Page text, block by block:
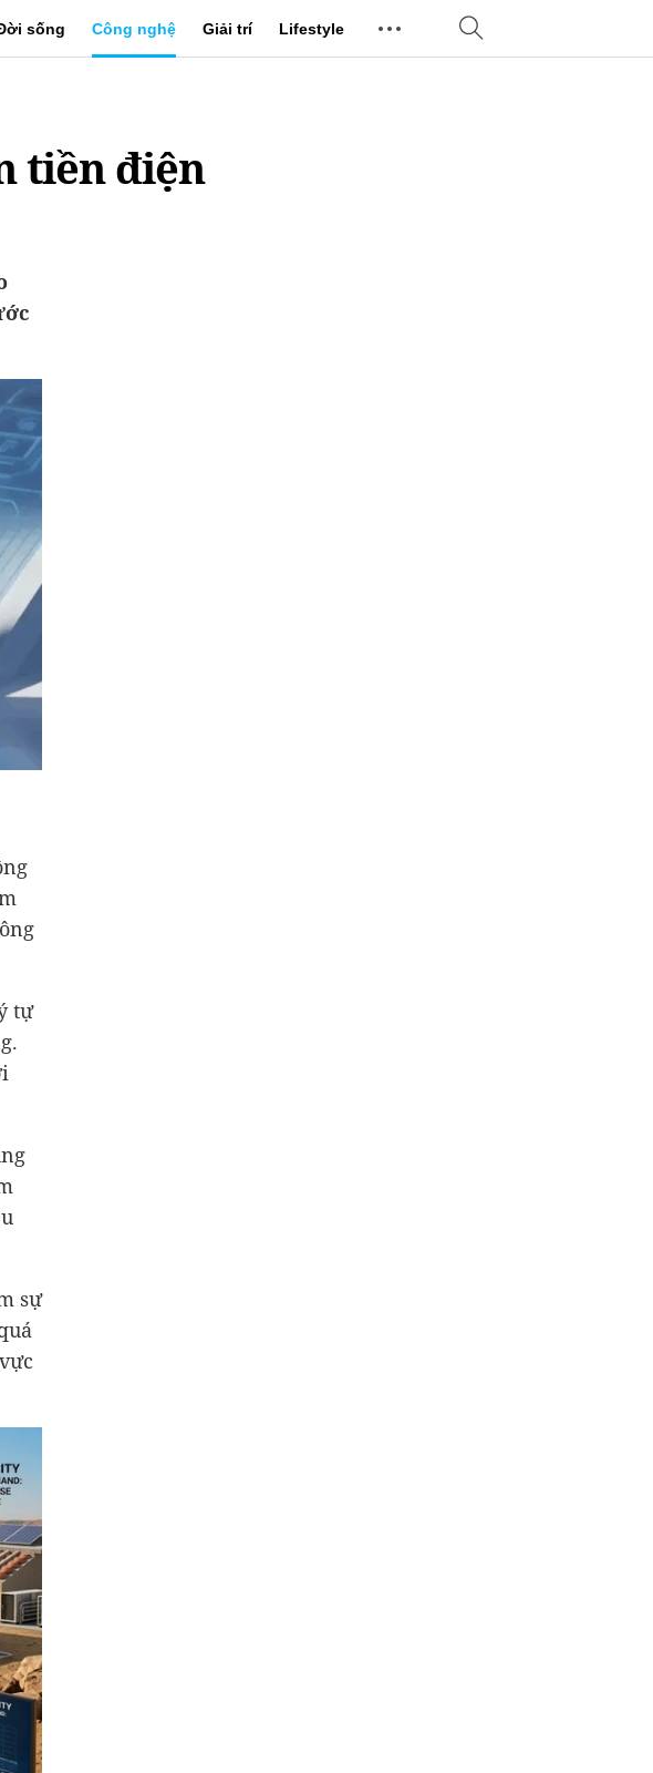
sống Công nghệ Giải trí Lifestyle
tiền điện
tự
sự